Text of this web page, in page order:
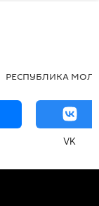
РЕСПУБЛИКА
VK